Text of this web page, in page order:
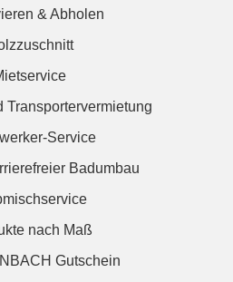
& Abholen
Transportervermietung
Service
Badumbau
nach Maß
Gutschein